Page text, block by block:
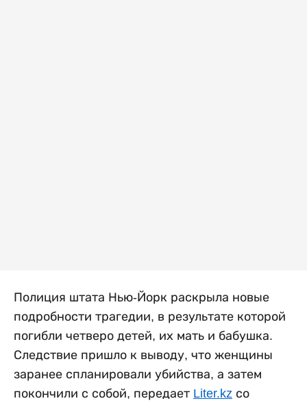
Полиция штата Нью-Йорк раскрыла новые
подробности трагедии, в результате которой
погибли четверо детей, их мать и бабушка.
Следствие пришло к выводу, что женщины
заранее спланировали убийства, а затем
покончили с собой, передает Liter.kz со